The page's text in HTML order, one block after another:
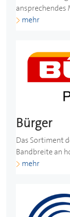
mehr
Bürger
Das Sortiment
Bandbreite an
mehr